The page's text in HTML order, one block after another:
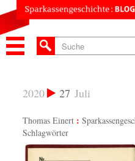
27 Juli
2020
Thomas Einert
Schlagwörter